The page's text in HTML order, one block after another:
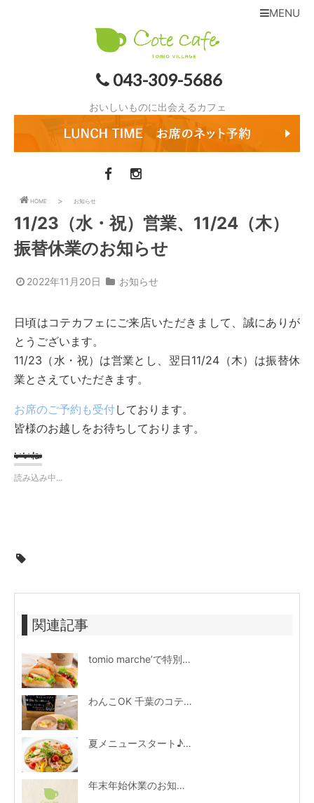
043-309-5686
おいしいものに出会えるカフェ
MENU
HOME お知らせ
11/23（水・祝）営業、11/24（木）
振替休業のお知らせ
2022年11月20日 お知らせ
日頃はコテカフェにご来店いただきまして、誠にありが
とうございます。
11/23（水・祝）は営業とし、翌日11/24（木）は振替休
業とさえていただきます。
お席のご予約も受付しております。
皆様のお越しをお待ちしております。
いいね:
読み込み中...
関連記事
tomio marche’で特別販売♪ コテカフェ特製「手焼きパンのミックスサンド」
わんこOK 千葉のコテカフェ 1月わんこの日 鮭のきのこあんかけ
夏メニュースタート♪冷製パスタやタイ風カレーも登場
年末年始休業のお知らせ